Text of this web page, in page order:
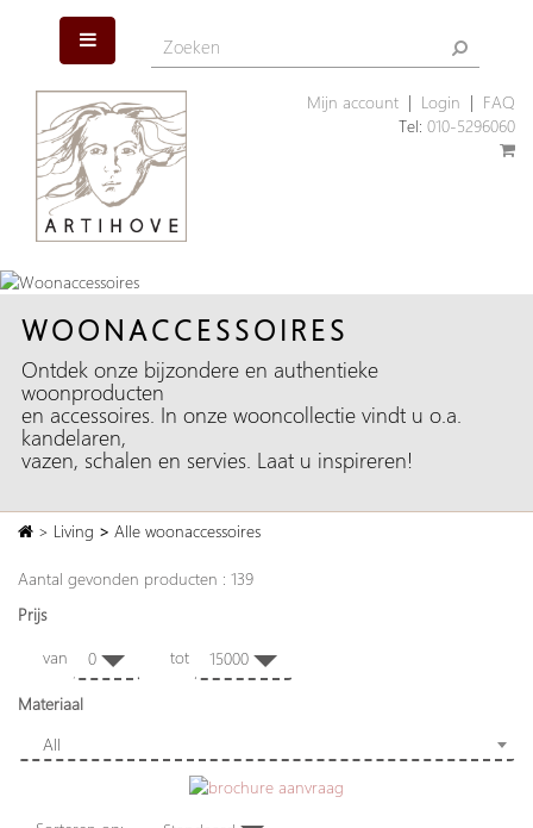
Mijn account| Login
FAQ
Tel: 010-5296060
WOONACCESSOIRES
Ontdek onze bijzondere en authentieke
woonproducten
en accessoires. In onze wooncollectie vindt u o.a.
kandelaren,
vazen, schalen en servies. Laat u inspireren!
> Living > Alle woonaccessoires
Aantal gevonden producten : 139
Prijs
van 0 tot 15000
Materiaal
All